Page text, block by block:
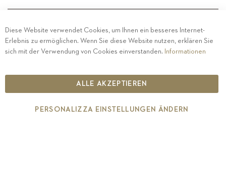
PRIVACY-IMPRESSUM- COOKIE POLICY-
ETHISCHER KODEX
IT00126670215
Diese Website verwendet Cookies, um Ihnen ein besseres Internet-
Erlebnis zu ermöglichen. Wenn Sie diese Website nutzen, erklären Sie
sich mit der Verwendung von Cookies einverstanden. Informationen
ALLE AKZEPTIEREN
PERSONALIZZA EINSTELLUNGEN ÄNDERN